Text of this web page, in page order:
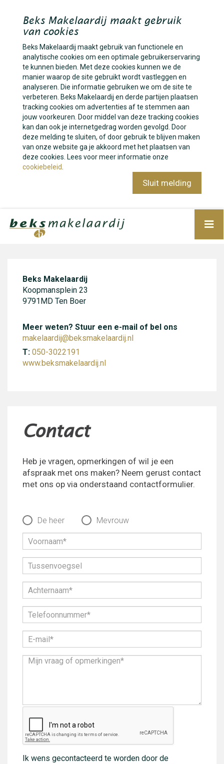
Beks Makelaardij maakt gebruik
van cookies
Beks Makelaardij maakt gebruik van functionele en
analytische cookies om een optimale gebruikerservaring
te kunnen bieden. Met deze cookies kunnen we de
manier waarop de site gebruikt wordt vastleggen en
analyseren. Die informatie gebruiken we om de site te
verbeteren. Beks Makelaardij en derde partijen plaatsen
tracking cookies om advertenties af te stemmen aan
jouw voorkeuren. Door middel van deze tracking cookies
kan dan ook je internetgedrag worden gevolgd. Door
deze melding te sluiten, of door gebruik te blijven maken
van onze website ga je akkoord met het plaatsen van
deze cookies. Lees voor meer informatie onze
cookiebeleid
Sluit melding
Beks Makelaardij
Koopmansplein 23
9791MD Ten Boer
Meer weten? Stuur een e-mail of bel ons
makelaardij@beksmakelaardij.nl
T: 050-3022191
www.beksmakelaardij.nl
Contact
Heb je vragen, opmerkingen of wil je een
afspraak met ons maken? Neem gerust contact
met ons op via onderstaand contactformulier.
De heer Mevrouw
Ik wens gecontacteerd te worden door de